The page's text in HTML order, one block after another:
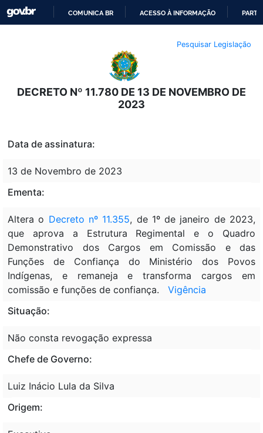
O
CONTEÚDO
COMUNICA BR ACESSO À INFORMAÇÃO
Pesquisar Legislação
DECRETO Nº 11.780 DE 13 DE NOVEMBRO DE
2023
Data de assinatura:
13 de Novembro de 2023
Ementa:
Altera o Decreto nº 11.355, de 1º de janeiro de 2023,
que aprova a Estrutura Regimental e o Quadro
Demonstrativo dos Cargos em Comissão e das
Funções de Confiança do Ministério dos Povos
Indígenas, e remaneja e transforma cargos em
comissão e funções de confiança. Vigência
Situação:
Não consta revogação expressa
Chefe de Governo:
Luiz Inácio Lula da Silva
Origem: